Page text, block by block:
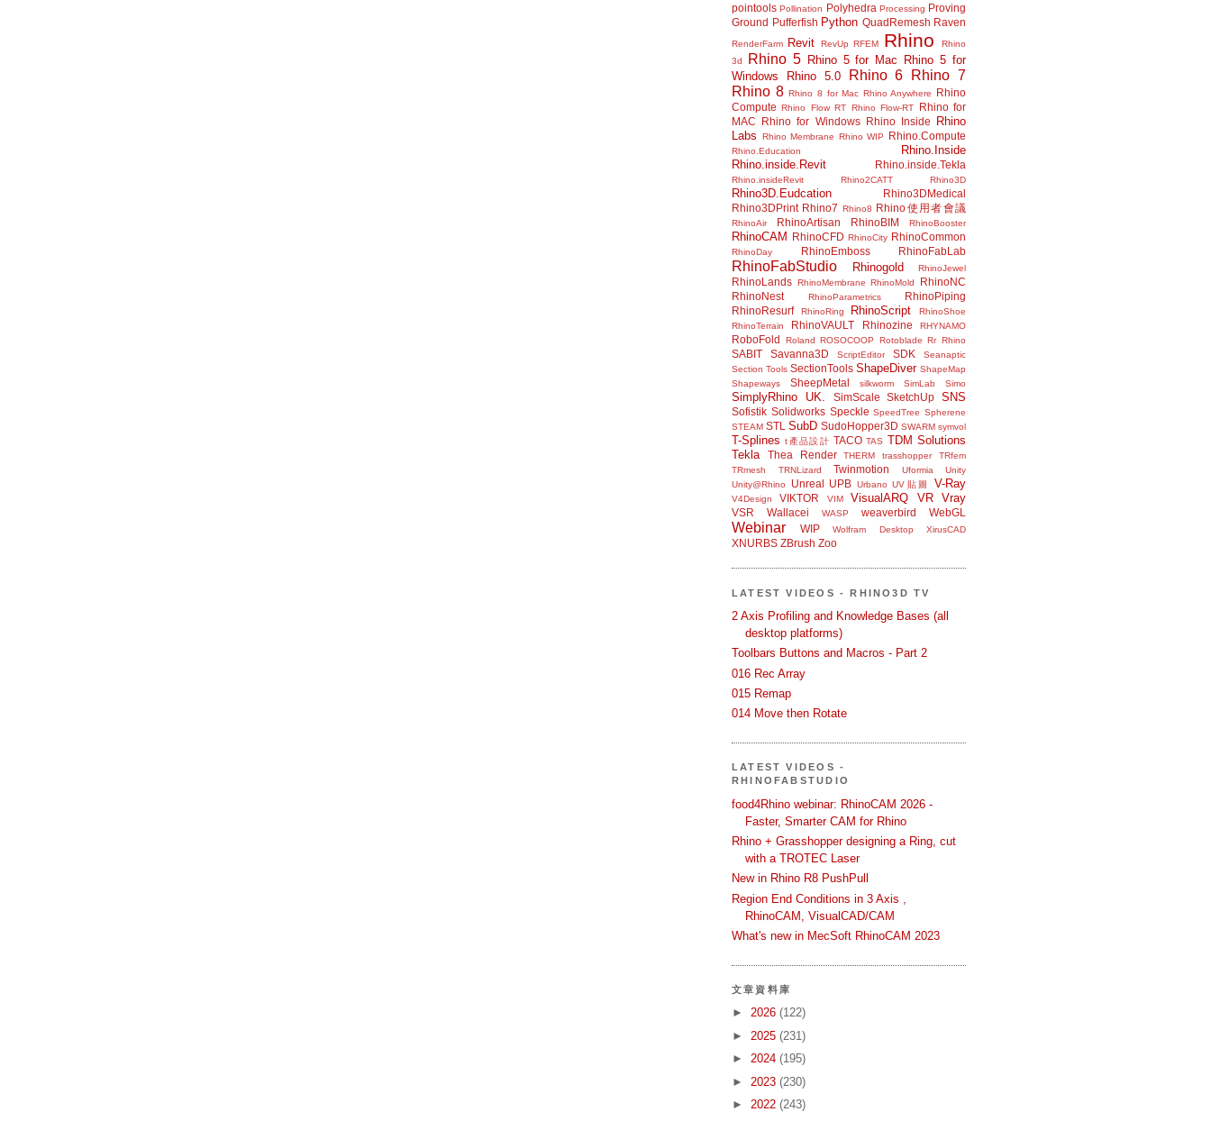
pointools Pollination Polyhedra Processing Proving
Ground Pufferfish Python QuadRemesh Raven
RenderFarm Revit RevUp RFEM Rhino
Rhino
3d
Rhino 5 Rhino 5 for Mac
Rhino 5 for
Windows
Rhino 5.0 Rhino 6
Rhino 7
Rhino 8 Rhino 8 for Mac Rhino Anywhere
Rhino
Compute Rhino Flow RT Rhino Flow-RT
Rhino for
MAC
Rhino for Windows Rhino Inside
Rhino
Labs
Rhino Membrane Rhino WIP Rhino.Compute
Rhino.Education
Rhino.Inside
Rhino.inside.Revit
Rhino.inside.Tekla
Rhino.insideRevit Rhino2CATT Rhino3D
Rhino3D.Eudcation
Rhino3DMedical
Rhino3DPrint Rhino7 Rhino8 Rhino使用者會議
RhinoAir RhinoArtisan RhinoBIM RhinoBooster
RhinoCAM RhinoCFD RhinoCity RhinoCommon
RhinoDay RhinoEmboss RhinoFabLab
RhinoFabStudio Rhinogold RhinoJewel
RhinoLands RhinoMembrane RhinoMold
RhinoNC
RhinoNest
RhinoParametrics
RhinoPiping
RhinoResurf
RhinoRing RhinoScript
RhinoShoe
RhinoTerrain
RhinoVAULT Rhinozine RHYNAMO
RoboFold Roland ROSOCOOP Rotoblade Rr Rhino
SABIT Savanna3D ScriptEditor SDK
Seanaptic
Section Tools SectionTools ShapeDiver ShapeMap
Shapeways
SheepMetal silkworm SimLab Simo
SimplyRhino UK. SimScale SketchUp SNS
Sofistik Solidworks Speckle SpeedTree Spherene
STEAM STL SubD SudoHopper3D SWARM symvol
T-Splines t產品設計 TACO TAS TDM Solutions
Tekla
Thea Render THERM trasshopper
TRfem
TRmesh
TRNLizard Twinmotion Uformia
Unity
Unity@Rhino
Unreal UPB Urbano UV貼圖 V-Ray
V4Design VIKTOR VIM VisualARQ VR Vray
VSR Wallacei WASP weaverbird WebGL
Webinar WIP Wolfram Desktop XirusCAD
XNURBS ZBrush Zoo
LATEST VIDEOS - RHINO3D TV
2 Axis Profiling and Knowledge Bases (all
desktop platforms)
Toolbars Buttons and Macros - Part 2
016 Rec Array
015 Remap
014 Move then Rotate
LATEST VIDEOS -
RHINOFABSTUDIO
food4Rhino webinar: RhinoCAM 2026 -
Faster, Smarter CAM for Rhino
Rhino + Grasshopper designing a Ring, cut
with a TROTEC Laser
New in Rhino R8 PushPull
Region End Conditions in 3 Axis ,
RhinoCAM, VisualCAD/CAM
What's new in MecSoft RhinoCAM 2023
文章資料庫
► 2026 (122)
► 2025 (231)
► 2024 (195)
► 2023 (230)
► 2022 (243)